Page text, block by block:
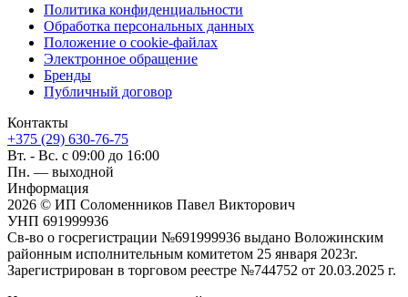
Политика конфиденциальности
Обработка персональных данных
Положение о cookie-файлах
Электронное обращение
Бренды
Публичный договор
Контакты
+375 (29) 630-76-75
Вт. - Вс. с 09:00 до 16:00
Пн. — выходной
Информация
2026 © ИП Соломенников Павел Викторович
УНП 691999936
Св-во о госрегистрации №691999936 выдано Воложинским
районным исполнительным комитетом 25 января 2023г.
Зарегистрирован в торговом реестре №744752 от 20.03.2025 г.